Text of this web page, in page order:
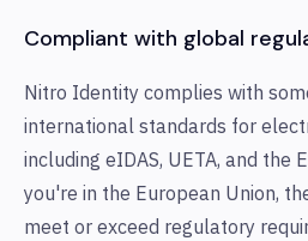
Compliant with global
Nitro Identity complies with
international standards for
including eIDAS, UETA, and the
you're in the European Union,
meet or exceed regulatory